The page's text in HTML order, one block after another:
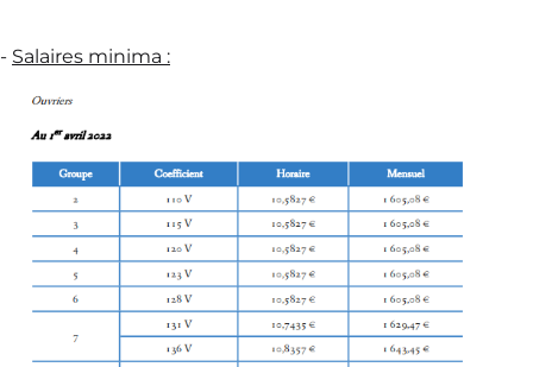
- Salaires minima :